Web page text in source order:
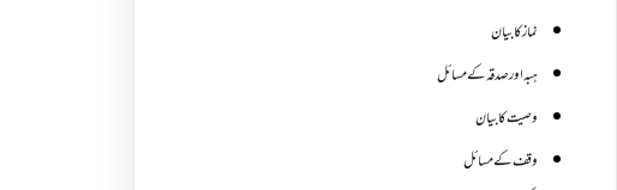
نماز کا بیان
ہبہ اور صدقہ کے مسائل
وصیت کا بیان
وقف کے مسائل